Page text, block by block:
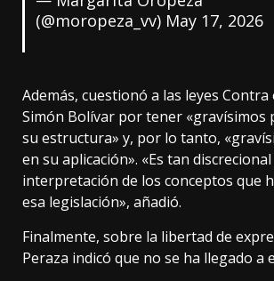
(@moropeza_vv) May 17, 2026
Además, cuestionó a las leyes Contra
Simón Bolívar por tener «gravísimos
su estructura» y, por lo tanto,
en su aplicación». «Es tan discrecional
interpretación de los conceptos que
esa legislación», añadió.
Finalmente, sobre la libertad de
Peraza indicó que no se ha llegado a